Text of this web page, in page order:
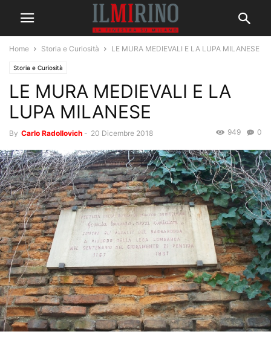
Home Storia e Curiosità LE MURA MEDIEVALI E LA LUPA MILANESE
Storia e Curiosità
LE MURA MEDIEVALI E LA
LUPA MILANESE
By Carlo Radollovich - 20 Dicembre 2018 0
949